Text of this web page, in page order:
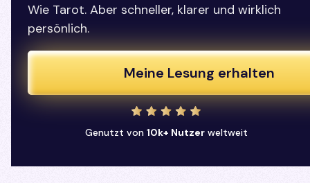
Wie Tarot. Aber schneller, klarer und wirklich
persönlich.
Meine Lesung erhalten
Genutzt von 10k+ Nutzer weltweit